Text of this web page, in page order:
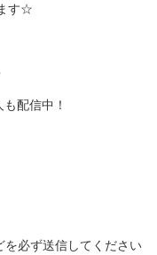
す☆
配信中！
を必ず送信してください